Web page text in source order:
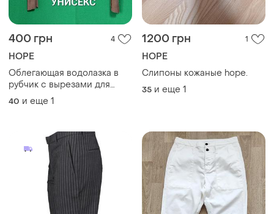
400 грн 4
HOPE
Облегающая водолазка в
рубчик с вырезами для
пальца на рукавах, унисекс
40 и еще 1
1200 грн 1
HOPE
Слипоны кожаные hope.
35 и еще 1